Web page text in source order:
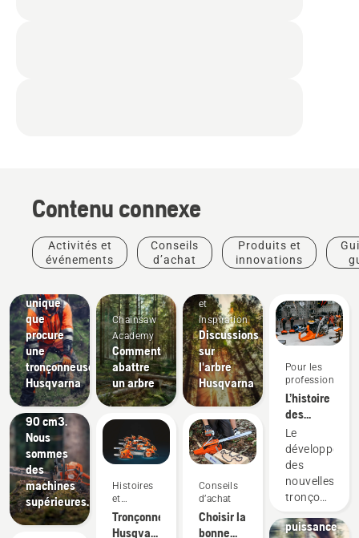
Contenu connexe
Activités et
événements
Conseils
d’achat
Produits et
innovations
Découvrez
unique
que
procure
une
tronçonneuse
Husqvarna
Produits
et
innovations
Les
nouvelles
scies à
chaîne
de
90 cm3.
Nous
sommes
des
machines
supérieures.
Chainsaw
Academy
Comment
abattre
un arbre
Histoires
et
inspiration
Tronçonneuses
Husqvarna –
et
inspiration
Discussions
sur
l'arbre
Husqvarna
Conseils
d’achat
Choisir la
bonne
Pour les
professionnels
L’histoire
des
nouvelles
tronçonneuses
60 cm3
Le
des
nouvelles
560 XP®
Arboristes
et
professionnels
de
l'entretien
des arbres
puissance